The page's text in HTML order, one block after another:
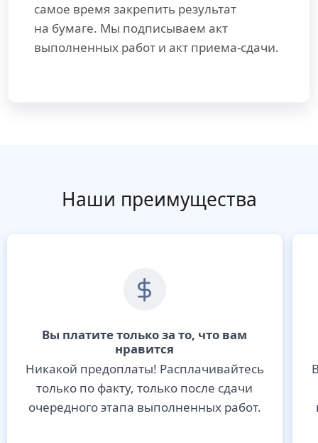
самое время закрепить результат
на бумаге. Мы подписываем акт
выполненных работ и акт приема-сдачи.
Наши преимущества
Вы платите только за то, что вам
нравится
Никакой предоплаты! Расплачивайтесь
только по факту, только после сдачи
очередного этапа выполненных работ.